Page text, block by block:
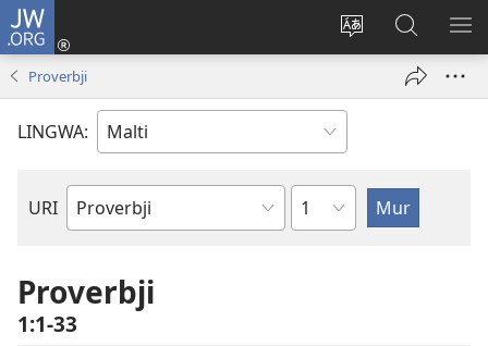
JW.ORG
Biddel
lingwa
Illoggja
(opens
Fittex
f’JW.ORG
Proverbji
LINGWA:
URI
Ktieb
Kapitlu
Proverbji
1:1-33